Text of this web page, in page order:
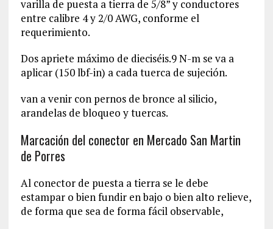
varilla de puesta a tierra de 5/8” y conductores
entre calibre 4 y 2/0 AWG, conforme el
requerimiento.
Dos apriete máximo de dieciséis.9 N-m se va a
aplicar (150 lbf-in) a cada tuerca de sujeción.
van a venir con pernos de bronce al silicio,
arandelas de bloqueo y tuercas.
Marcación del conector en Mercado San Martin
de Porres
Al conector de puesta a tierra se le debe
estampar o bien fundir en bajo o bien alto relieve,
de forma que sea de forma fácil observable,